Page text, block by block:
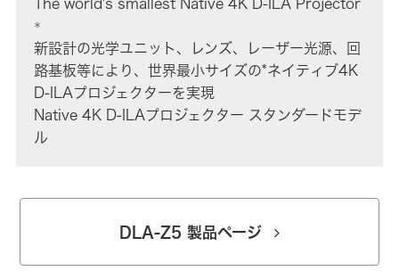
The world's smallest Native 4K D-ILA Projector
＊
新設計の光学ユニット、レンズ、レーザー光源、回
路基板等により、世界最小サイズの*ネイティブ4K
D-ILAプロジェクターを実現
Native 4K D-ILAプロジェクター スタンダードモデ
ル
DLA-Z5 製品ページ